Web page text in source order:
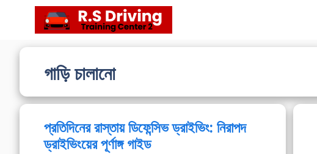
content
গাড়ি চালানো
প্রতিদিনের রাস্তায় ডিফেন্সিভ ড্রাইভিং: নিরাপদ
ড্রাইভিংয়ের পূর্ণাঙ্গ গাইড